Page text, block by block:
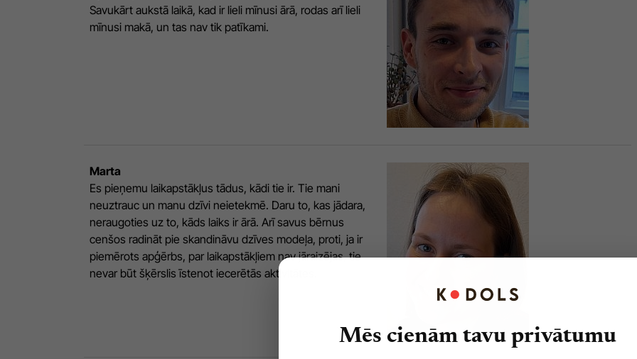
Savukārt aukstā laikā, kad ir lieli mīnusi ārā, rodas arī lieli
mīnusi makā, un tas nav tik patīkami.
Marta
Es pieņemu laikapstākļus tādus, kādi tie ir. Tie mani
neuztrauc un manu dzīvi neietekmē. Daru to, kas jādara,
neraugoties uz to, kāds laiks ir ārā. Arī savus bērnus
cenšos radināt pie skandināvu dzīves modeļa, proti, ja ir
piemērots apģērbs, par laikapstākļiem nav jāraizējas, tie
nevar būt šķērslis īstenot iecerētās aktivitātes.
Mēs cienām tavu privātumu